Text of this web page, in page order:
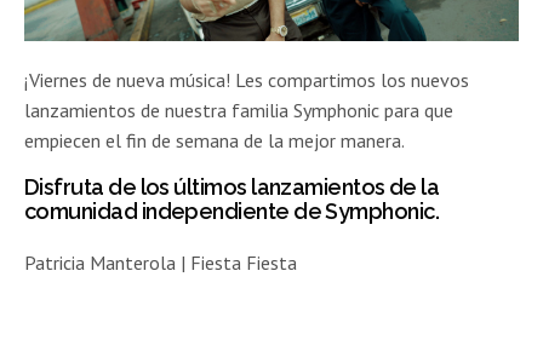
¡Viernes de nueva música! Les compartimos los nuevos
lanzamientos de nuestra familia Symphonic para que
empiecen el fin de semana de la mejor manera.
Disfruta de los últimos lanzamientos de la
comunidad independiente de Symphonic.
Patricia Manterola | Fiesta Fiesta